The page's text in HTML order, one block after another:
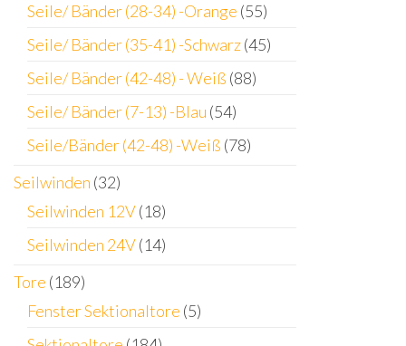
Seile/ Bänder (28-34) -Orange (55)
Seile/ Bänder (35-41) -Schwarz(45)
Seile/ Bänder (42-48) - Weiß (88)
Seile/ Bänder (7-13) -Blau (54)
Seile/Bänder (42-48) -Weiß (78)
Seilwinden (32)
Seilwinden 12V(18)
Seilwinden 24V(14)
Tore (189)
Fenster Sektionaltore (5)